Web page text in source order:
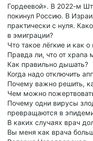
Гордеевой». В 2022-м
покинул Россию. В
практически с нуля.
в эмиграции?
Что такое лёгкие и как о
Правда ли, что от храпа
Как правильно дышать?
Когда надо отключить
Почему важно решить,
Чем можно
Почему одни вирусы
превращаются в
В каких случаях врач
Вы меня как врача